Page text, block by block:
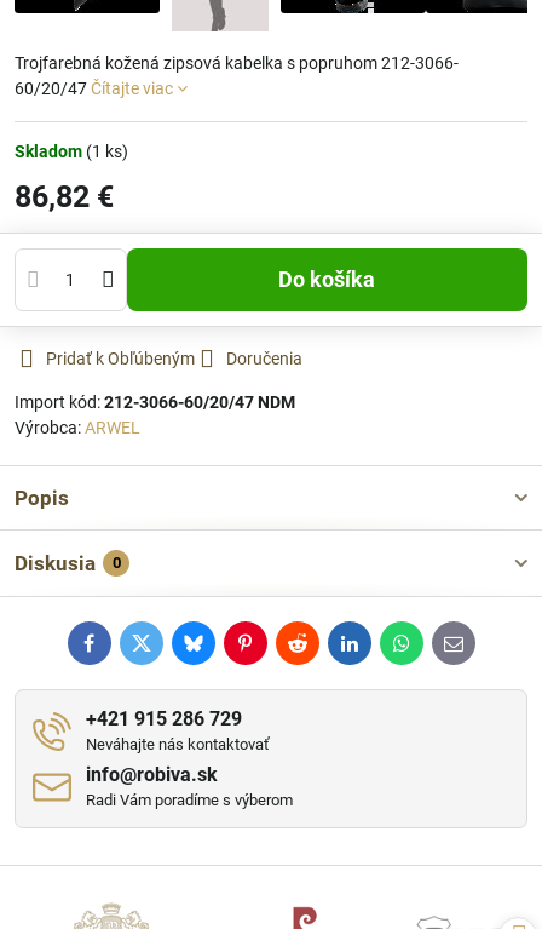
Trojfarebná kožená zipsová kabelka s popruhom 212-3066-
60/20/47Čítajte viac
Skladom (1 ks)
86,82 €
Do košíka
Pridať k Obľúbeným Doručenia
Import kód:212-3066-60/20/47 NDM
Výrobca:ARWEL
Popis
Diskusia 0
FacebookTwitterBlueskyPinterestRedditLinkedInWhatsApp
E-
mail
+421 915 286 729
Neváhajte nás kontaktovať
info​@robiva​.sk
Radi Vám poradíme s výberom